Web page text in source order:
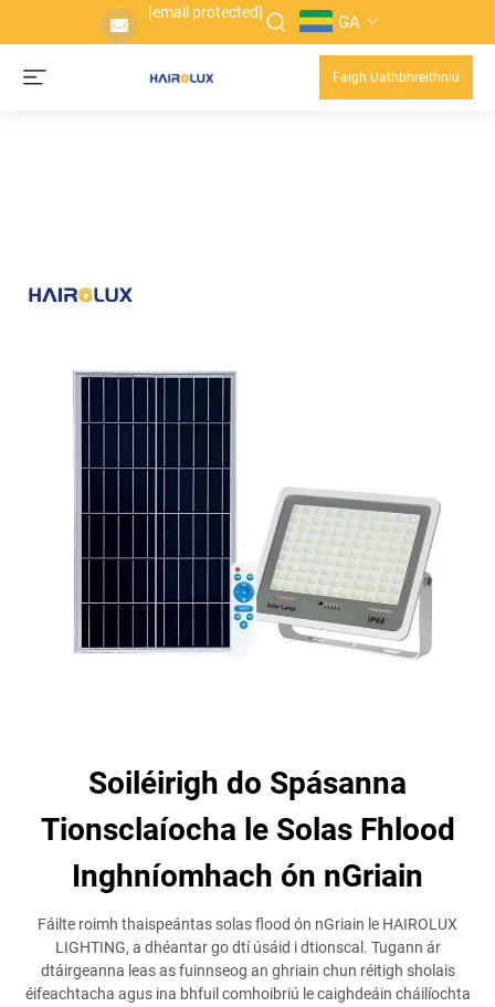
[email protected] GA
Faigh Uathbhreithniú
Soiléirigh do Spásanna
Tionsclaíocha le Solas Fhlood
Inghníomhach ón nGriain
Fáilte roimh thaispeántas solas flood ón nGriain le HAIROLUX
LIGHTING, a dhéantar go dtí úsáid i dtionscal. Tugann ár
dtáirgeanna leas as fuinnseog an ghriain chun réitigh sholais
éifeachtacha agus ina bhfuil comhoibriú le caighdeáin cháilíochta